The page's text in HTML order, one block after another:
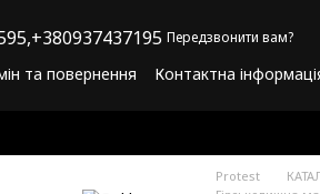
+380937437195 Передзвонити вам?
та повернення Контактна
Protest